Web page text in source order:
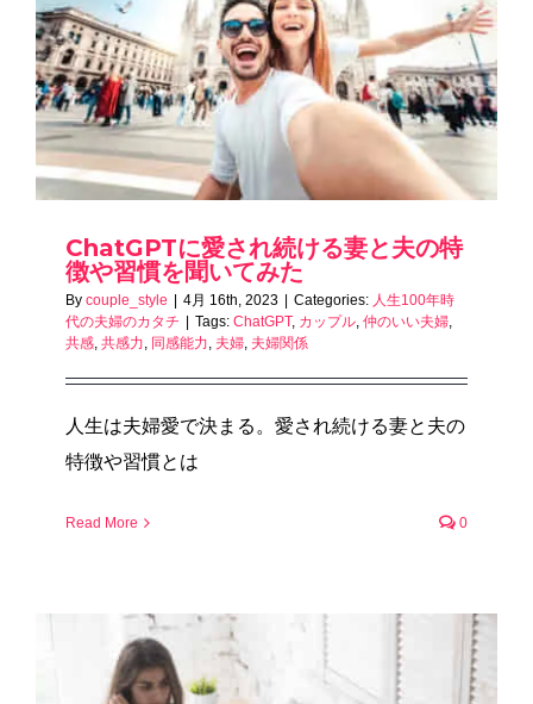
ChatGPTに愛され続ける妻と夫の特
徴や習慣を聞いてみた
By couple_style 4月 16th, 2023 Categories: 人生100年時
代の夫婦のカタチ
Tags: ChatGPT, カップル, 仲のいい夫婦,
共感, 共感力, 同感能力, 夫婦, 夫婦関係
人生は夫婦愛で決まる。愛され続ける妻と夫の
特徴や習慣とは
Read More 0